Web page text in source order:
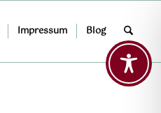
Impressum Blog